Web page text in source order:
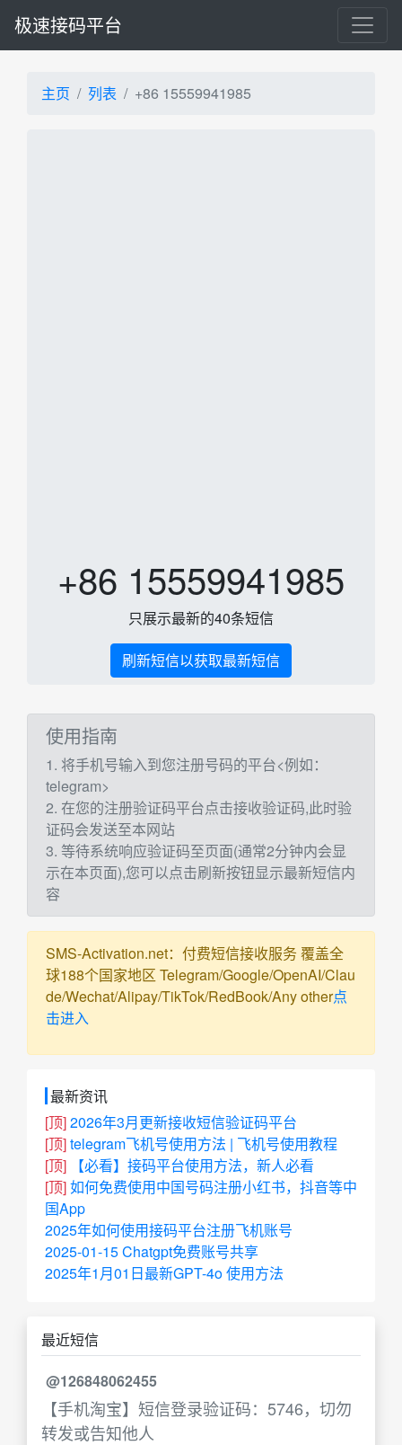
极速接码平台
主页 列表 +86 15559941985
+86 15559941985
只展示最新的40条短信
刷新短信以获取最新短信
使用指南
1. 将手机号输入到您注册号码的平台<例如：
telegram>
2. 在您的注册验证码平台点击接收验证码,此时验
证码会发送至本网站
3. 等待系统响应验证码至页面(通常2分钟内会显
示在本页面),您可以点击刷新按钮显示最新短信内
容
SMS-Activation.net：付费短信接收服务 覆盖全
球188个国家地区 Telegram/Google/OpenAI/Clau
de/Wechat/Alipay/TikTok/RedBook/Any other点
击进入
最新资讯
[顶]2026年3月更新接收短信验证码平台
[顶]telegram飞机号使用方法 | 飞机号使用教程
[顶]
【必看】接码平台使用方法，新人必看
[顶]如何免费使用中国号码注册小红书，抖音等中
国App
2025年如何使用接码平台注册飞机账号
2025-01-15 Chatgpt免费账号共享
2025年1月01日最新GPT-4o 使用方法
最近短信
@126848062455
【手机淘宝】短信登录验证码：5746，切勿
转发或告知他人